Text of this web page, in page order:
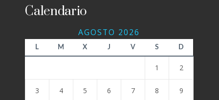
Calendario
AGOSTO 2026
L M X J V S D
1 2
3 4 5 6 7 8 9